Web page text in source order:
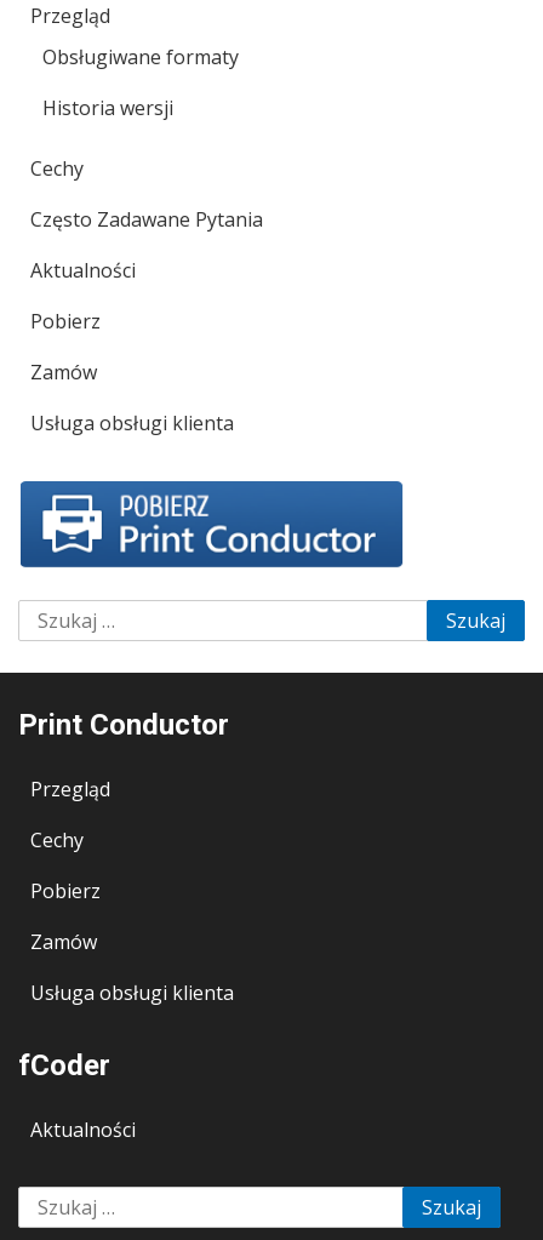
Przegląd
Obsługiwane formaty
Historia wersji
Cechy
Często Zadawane Pytania
Aktualności
Pobierz
Zamów
Usługa obsługi klienta
Szukaj:
Print Conductor
Przegląd
Cechy
Pobierz
Zamów
Usługa obsługi klienta
fCoder
Aktualności
Szukaj: